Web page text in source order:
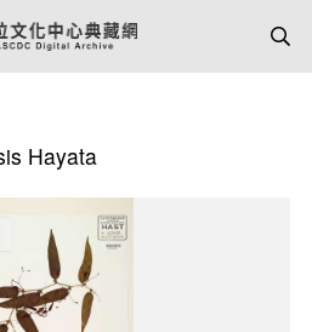
Hayata